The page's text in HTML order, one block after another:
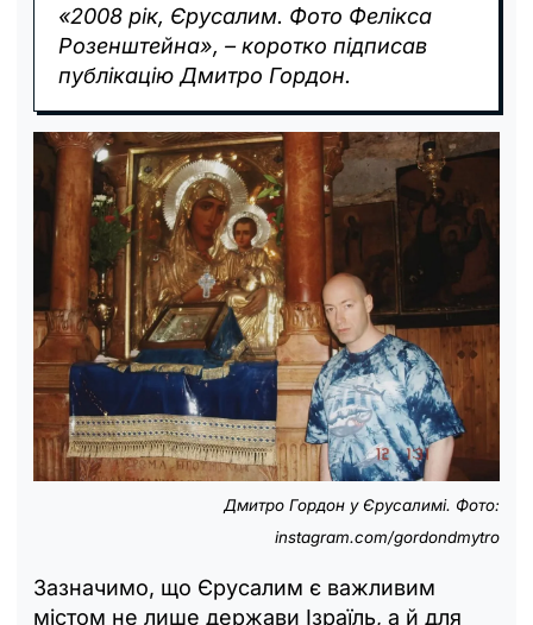
«2008 рік, Єрусалим. Фото Фелікса
Розенштейна», – коротко підписав
публікацію Дмитро Гордон.
Дмитро Гордон у Єрусалимі. Фото:
instagram.com/gordondmytro
Зазначимо, що Єрусалим є важливим
містом не лише держави Ізраїль, а й для